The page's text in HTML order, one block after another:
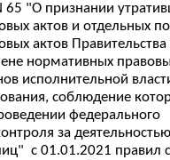
65 "О признании
актов и отдельных
актов Правительства
нормативных
исполнительной
соблюдение
федерального
за деятельностью
с 01.01.2021 правил